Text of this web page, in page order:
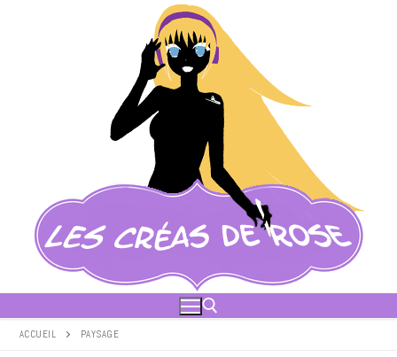
ACCUEIL PAYSAGE